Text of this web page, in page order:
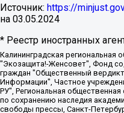
Источник: https://
на 03.05.2024
* Реестр иностранных
Калининградская региональная общественная организация "Экозащита!-Женсовет", Фонд содействия защите прав и свобод граждан "Общественный вердикт", Фонд "Институт Развития Свободы Информации", Частное учреждение "Информационное агентство МЕМО. РУ", Региональная общественная организация "Общественная комиссия по сохранению наследия академика Сахарова", Фонд поддержки свободы прессы, Санкт-Петербургская общественная правозащитная организация "Гражданский контроль", Межрегиональная общественная организация "Информационно-просветительский центр "Мемориал", Региональный Фонд "Центр Защиты Прав Средств Массовой Информации", с 05.12.2023 Фонд "Центр Защиты Прав Средств массовой информации", Региональная общественная благотворительная организация помощи беженцам и мигрантам "Гражданское содействие", Негосударственное образовательное учреждение дополнительного профессионального образования (повышение квалификации) специалистов "АКАДЕМИЯ ПО ПРАВАМ ЧЕЛОВЕКА", Свердловская региональная общественная организация "Сутяжник", Автономная некоммерческая организация "Центр независимых социологических исследований", Союз общественных объединений "Российский исследовательский центр по правам человека", Региональное общественное учреждение научно-информационный центр "МЕМОРИАЛ", Некоммерческая организация "Фонд защиты гласности", Автономная некоммерческая организация "Институт прав человека", Городская общественная организация "Екатеринбургское общество "МЕМОРИАЛ", Городская общественная организация "Рязанское историко-просветительское и правозащитное общество "Мемориал" (Рязанский Мемориал), Челябинский региональный орган общественной самодеятельности – женское общественное объединение "Женщины Евразии", Челябинский региональный орган общественной самодеятельности "Уральская правозащитная группа", Фонд содействия защите здоровья и социальной справедливости имени Андрея Рылькова, Автономная Некоммерческая Организация "Аналитический Центр Юрия Левады", Автономная некоммерческая организация социальной поддержки населения "Проект Апрель", Региональная общественная организация помощи женщинам и детям, находящимся в кризисной ситуации "Информационно-методический центр "Анна", Фонд содействия развитию массовых коммуникаций и правовому просвещению "Так-так-Так", Фонд содействия устойчивому развитию "Серебряная тайга", Свердловский региональный общественный фонд социальных проектов "Новое время", "Idel.Реалии", Кавказ.Реалии, Крым.Реалии, Телеканал Настоящее Время, Татаро-башкирская служба Радио Свобода (Azatliq Radiosi), Радио Свободная Европа/Радио Свобода (PCE/PC), "Сибирь.Реалии", "Фактограф", Благотворительный фонд помощи осужденным и их семьям, Автономная некоммерческая организация "Институт глобализации и социальных движений", Фонд "В защиту прав заключенных", Частное учреждение "Центр поддержки и содействия развитию средств массовой информации", Пензенский региональный общественный благотворительный фонд "Гражданский союз", "Север.Реалии", Некоммерческая организация Фонд "Правовая инициатива", Общество с ограниченной ответственностью "Радио Свободная Европа/Радио Свобода", Чешское информационное агентство "MEDIUM-ORIENT", Красноярская региональная общественная организация "Мы против СПИДа", Камалягин Денис Николаевич, Маркелов Сергей Евгеньевич, Пономарев Лев Александрович, Савицкая Людмила Алексеевна, Автономная некоммерческая организация "Центр по работе с проблемой насилия "НАСИЛИЮ.НЕТ", Межрегиональный профессиональный союз работников здравоохранения "Альянс врачей", Юридическое лицо, зарегистрированное в Латвийской Республике, SIA "Medusa Project" (регистрационный номер 40103797863, дата регистрации 10.06.2014), Некоммерческая организация "Фонд по борьбе с коррупцией", Автономная некоммерческая организация "Институт права и публичной политики", Баданин Роман Сергеевич, Гликин Максим Александрович, Железнова Мария Михайловна, Лукьянова Юлия Сергеевна, Маетная Елизавета Витальевна, Маняхин Петр Борисович, Чуракова Ольга Владимировна, Ярош Юлия Петровна, Юридическое лицо "The Insider SIA", зарегистрированное в Риге, Латвийская Республика (дата регистрации 26.06.2015), являющееся администратором доменного имени интернет-издания "The Insider SIA", https://theins.ru, Постернак Алексей Евгеньевич, Рубин Михаил Аркадьевич, Анин Роман Александрович, Юридическое лицо Istories fonds, зарегистрированное в Латвийской Республике (регистрационный номер 50008295751, дата регистрации 24.02.2020), Великовский Дмитрий Александрович, Долинина Ирина Николаевна, Мароховская Алеся Алексеевна, Шлейнов Роман Юрьевич, Шмагун Олеся Валентиновна, Общество с ограниченной ответственностью "Альтаир 2021", Общество с ограниченной ответственностью "Вега 2021", Общество с ограниченной ответственностью "Главный редактор 2021", Общество с ограниченной ответственностью "Ромашки монолит", Важенков Артем Валерьевич, Ивановская областная общественная организация "Центр гендерных исследований", Гурман Юрий Альбертович, Медиапроект "ОВД-Инфо", Егоров Владимир Владимирович, Жилинский Владимир Александрович, Общество с ограниченной ответственностью "ЗП", Иванова София Юрьевна, Карезина Инна Павловна, Кильтау Екатерина Викторовна, Петров Алексей Викторович, Пискунов Сергей Евгеньевич, Смирнов Сергей Сергеевич, Тихонов Михаил Сергеевич, Общество с ограниченной ответственностью "ЖУРНАЛИСТ-ИНОСТРАННЫЙ АГЕНТ", Арапова Галина Юрьевна, Вольтская Татьяна Анатольевна, Американская компания "Mason G.E.S. Anonymous Foundation" (США), являющаяся владельцем